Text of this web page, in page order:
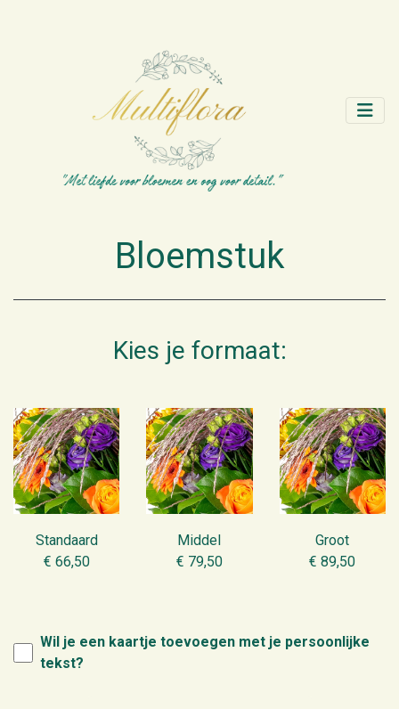
Bloemstuk
Kies je formaat:
Standaard
€ 66,50
Middel
€ 79,50
Groot
€ 89,50
Wil je een kaartje toevoegen met je persoonlijke
tekst?